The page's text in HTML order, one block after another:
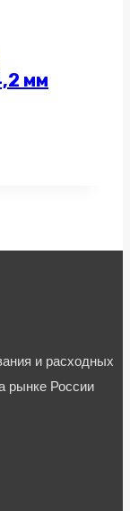
мм
и расходных
рынке России